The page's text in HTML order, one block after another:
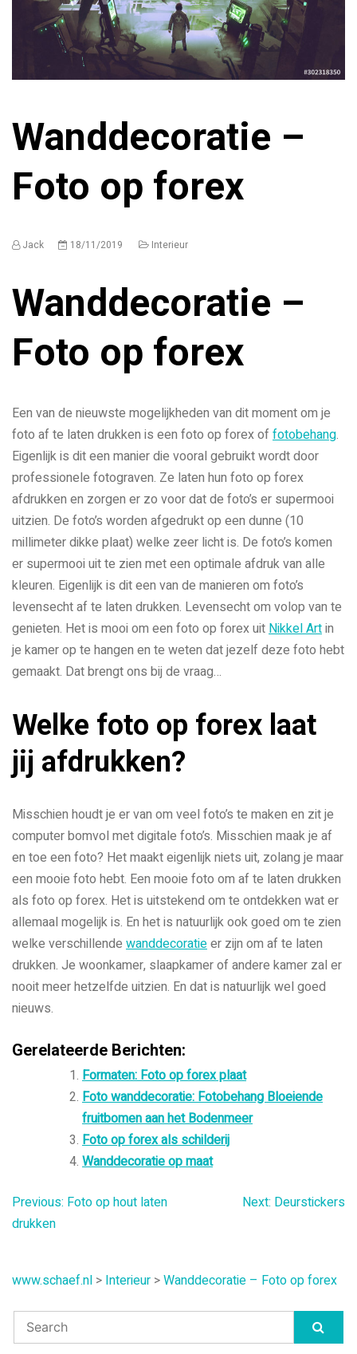
Wanddecoratie –
Foto op forex
Jack 18/11/2019 Interieur
Wanddecoratie –
Foto op forex
Een van de nieuwste mogelijkheden van dit moment om je
foto af te laten drukken is een foto op forex of fotobehang.
Eigenlijk is dit een manier die vooral gebruikt wordt door
professionele fotograven. Ze laten hun foto op forex
afdrukken en zorgen er zo voor dat de foto’s er supermooi
uitzien. De foto’s worden afgedrukt op een dunne (10
millimeter dikke plaat) welke zeer licht is. De foto’s komen
er supermooi uit te zien met een optimale afdruk van alle
kleuren. Eigenlijk is dit een van de manieren om foto’s
levensecht af te laten drukken. Levensecht om volop van te
genieten. Het is mooi om een foto op forex uitNikkel Artin
je kamer op te hangen en te weten dat jezelf deze foto hebt
gemaakt. Dat brengt ons bij de vraag…
Welke foto op forex laat
jij afdrukken?
Misschien houdt je er van om veel foto’s te maken en zit je
computer bomvol met digitale foto’s. Misschien maak je af
en toe een foto? Het maakt eigenlijk niets uit, zolang je maar
een mooie foto hebt. Een mooie foto om af te laten drukken
als foto op forex. Het is uitstekend om te ontdekken wat er
allemaal mogelijk is. En het is natuurlijk ook goed om te zien
welke verschillende wanddecoratieer zijn om af te laten
drukken. Je woonkamer, slaapkamer of andere kamer zal er
nooit meer hetzelfde uitzien. En dat is natuurlijk wel goed
nieuws.
Gerelateerde Berichten:
Formaten: Foto op forex plaat
Foto wanddecoratie: Fotobehang Bloeiende
fruitbomen aan het Bodenmeer
Foto op forex als schilderij
Wanddecoratie op maat
Bericht
Previous: Foto op hout laten
drukken
Next: Deurstickers
www.schaef.nl > Interieur >Wanddecoratie – Foto op forex